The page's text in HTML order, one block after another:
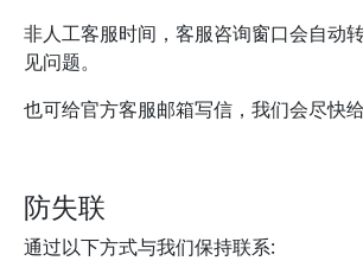
非人工客服时间，客服咨询窗口会自动
见问题。
也可给官方客服邮箱写信，我们会尽快
防失联
通过以下方式与我们保持联系: